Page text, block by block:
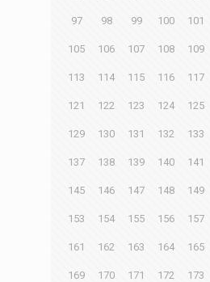
97 98 99 100 101
105 106 107 108 109
113 114 115 116 117
121 122 123 124 125
129 130 131 132 133
137 138 139 140 141
145 146 147 148 149
153 154 155 156 157
161 162 163 164 165
169 170 171 172 173